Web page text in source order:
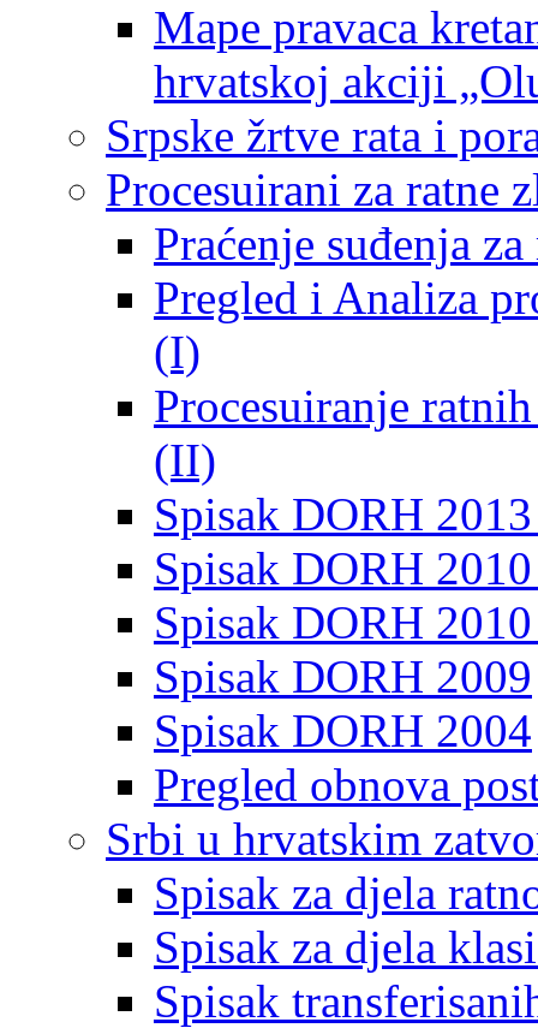
Mape pravaca
hrvatskoj akciji
Srpske žrtve rata i
Procesuirani za ratne
Praćenje suđenja
Pregled i Analiza
(I)
Procesuiranje
(II)
Spisak DORH
Spisak DORH
Spisak DORH
Spisak DORH 2009
Spisak DORH 2004
Pregled obnova
Srbi u hrvatskim
Spisak za djela
Spisak za djela
Spisak